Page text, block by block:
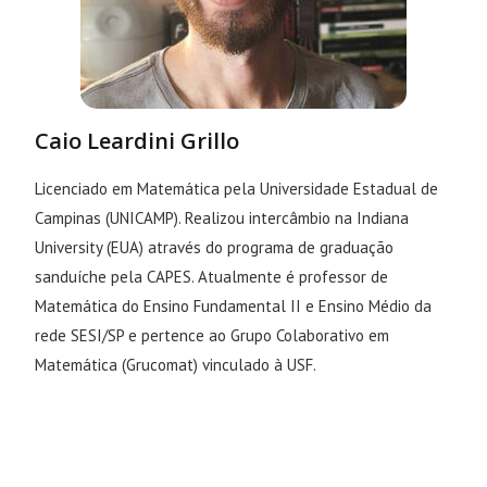
Caio Leardini Grillo
Licenciado em Matemática pela Universidade Estadual de
Campinas (UNICAMP). Realizou intercâmbio na Indiana
University (EUA) através do programa de graduação
sanduíche pela CAPES. Atualmente é professor de
Matemática do Ensino Fundamental II e Ensino Médio da
rede SESI/SP e pertence ao Grupo Colaborativo em
Matemática (Grucomat) vinculado à USF.